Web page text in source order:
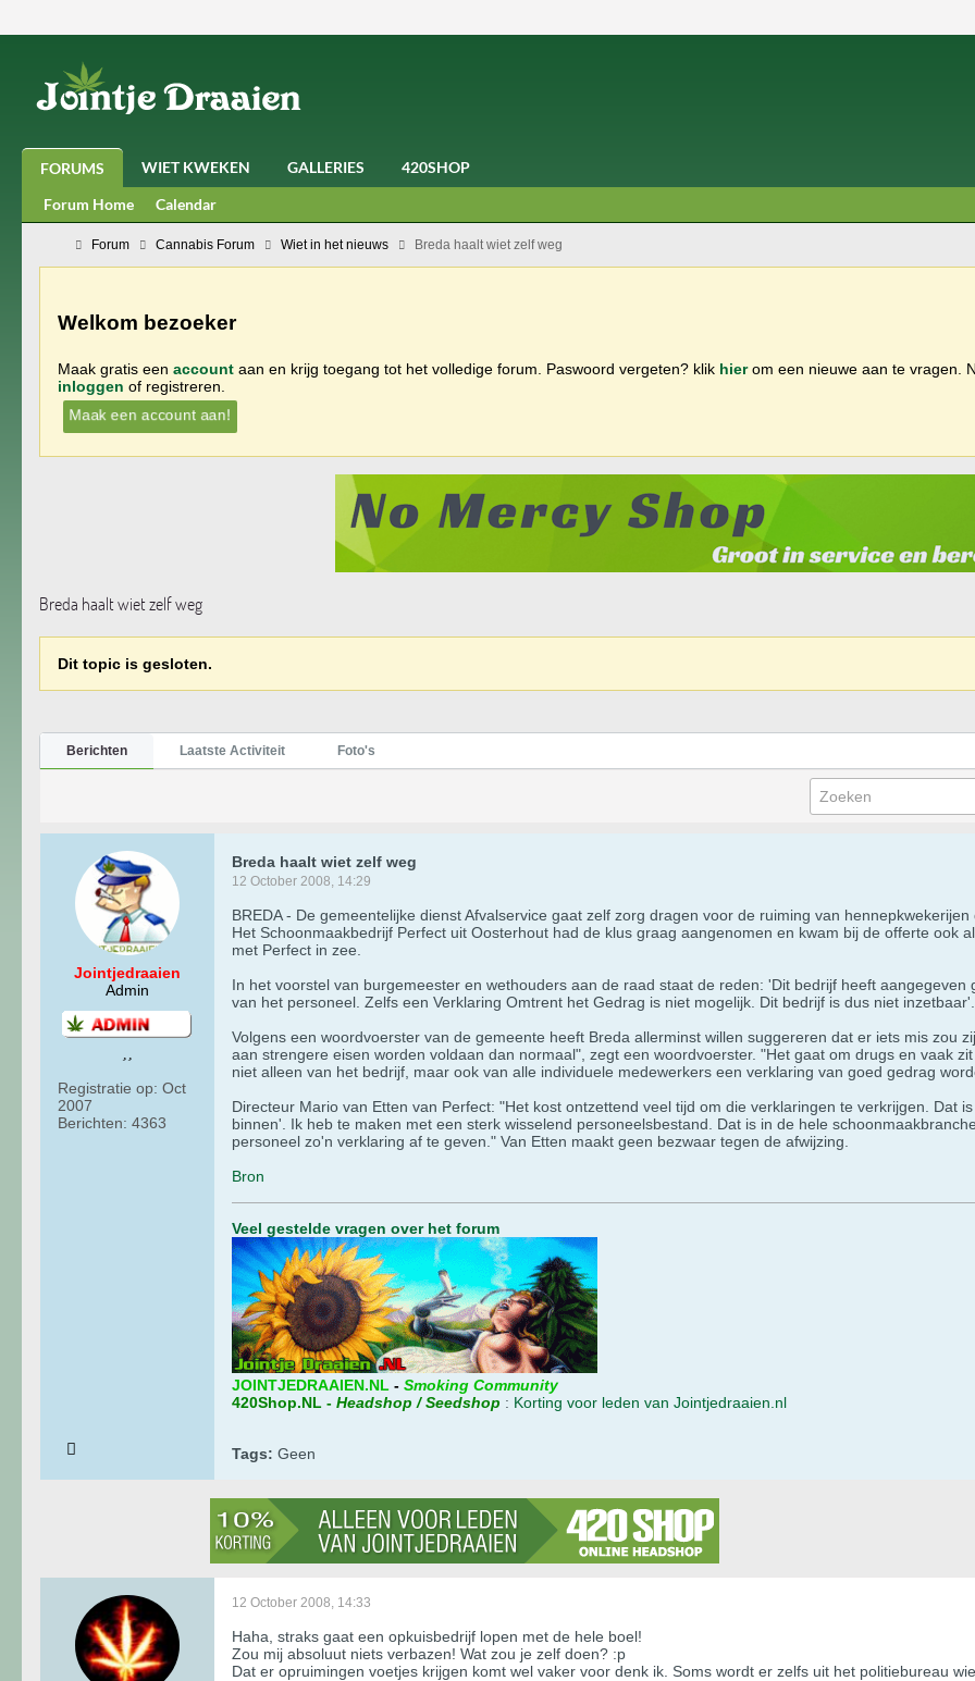
FORUMS WIET KWEKEN GALLERIES
420SHOP
Forum Home
Calendar
Forum Cannabis Forum Wiet in het nieuws Breda haalt wiet zelf weg
Welkom bezoeker
Maak gratis een account aan en krijg toegang tot het volledige forum. Paswoord vergeten? klik hierom een nieuwe aan te vragen.
inloggen of registreren.
Maak een account aan!
Breda haalt wiet zelf weg
Dit topic is gesloten.
Berichten Laatste Activiteit Foto's
Jointjedraaien
Admin
Registratie op: Oct
2007
Berichten: 4363
Breda haalt wiet zelf weg
12 October 2008, 14:29
BREDA - De gemeentelijke dienst Afvalservice gaat zelf zorg dragen voor de ruiming van
Het Schoonmaakbedrijf Perfect uit Oosterhout had de klus graag aangenomen en kwam bij de offerte ook
met Perfect in zee.
In het voorstel van burgemeester en wethouders aan de raad staat de reden: 'Dit bedrijf heeft
van het personeel. Zelfs een Verklaring Omtrent het Gedrag is niet mogelijk. Dit bedrijf is dus niet inzetbaar'.
Volgens een woordvoerster van de gemeente heeft Breda allerminst willen suggereren dat er iets mis zou
aan strengere eisen worden voldaan dan normaal", zegt een woordvoerster. "Het gaat om drugs en vaak
niet alleen van het bedrijf, maar ook van alle individuele medewerkers een verklaring van goed gedrag
Directeur Mario van Etten van Perfect: "Het kost ontzettend veel tijd om die verklaringen te verkrijgen. Dat
binnen'. Ik heb te maken met een sterk wisselend personeelsbestand. Dat is in de hele
personeel zo'n verklaring af te geven." Van Etten maakt geen bezwaar tegen de afwijzing.
Bron
Veel gestelde vragen over het forum
JOINTJEDRAAIEN.NL - Smoking Community
420Shop.NL - Headshop / Seedshop : Korting voor leden van Jointjedraaien.nl
Tags: Geen
12 October 2008, 14:33
Haha, straks gaat een opkuisbedrijf lopen met de hele boel!
Zou mij absoluut niets verbazen! Wat zou je zelf doen? :p
Dat er opruimingen voetjes krijgen komt wel vaker voor denk ik. Soms wordt er zelfs uit het politiebureau